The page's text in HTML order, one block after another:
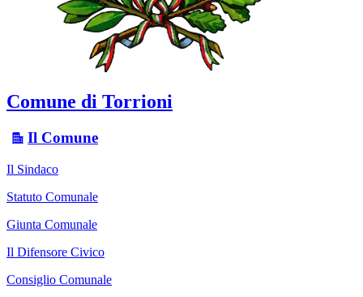
Comune di Torrioni
Il Comune
Il Sindaco
Statuto Comunale
Giunta Comunale
Il Difensore Civico
Consiglio Comunale